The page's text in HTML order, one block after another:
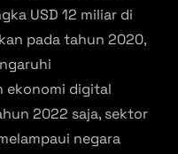
USD 12 miliar di
pada tahun 2020,
ekonomi digital
2022 saja, sektor
negara